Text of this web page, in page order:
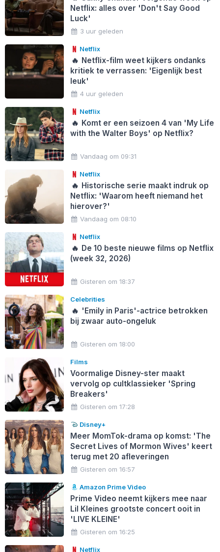
Netflix: alles over 'Don't Say Good
Luck'
3 uur geleden
Netflix
🔥 Netflix-film weet kijkers ondanks
kritiek te verrassen: 'Eigenlijk best
leuk'
4 uur geleden
Netflix
🔥 Komt er een seizoen 4 van 'My Life
with the Walter Boys' op Netflix?
Vandaag om 09:31
Netflix
🔥 Historische serie maakt indruk op
Netflix: 'Waarom heeft niemand het
hierover?'
Vandaag om 08:10
Netflix
🔥 De 10 beste nieuwe films op Netflix
(week 32, 2026)
Gisteren om 18:37
Celebrities
🔥 'Emily in Paris'-actrice betrokken
bij zwaar auto-ongeluk
Gisteren om 18:00
Films
Voormalige Disney-ster maakt
vervolg op cultklassieker 'Spring
Breakers'
Gisteren om 17:28
Disney+
Meer MomTok-drama op komst: 'The
Secret Lives of Mormon Wives' keert
terug met 20 afleveringen
Gisteren om 16:57
Amazon Prime Video
Prime Video neemt kijkers mee naar
Lil Kleines grootste concert ooit in
'LIVE KLEINE'
Gisteren om 16:25
Netflix